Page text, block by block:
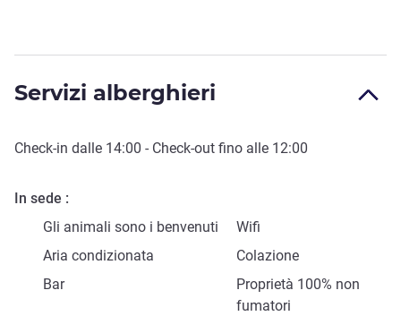
Servizi alberghieri
Check-in dalle 14:00 - Check-out fino alle 12:00
In sede
Gli animali sono i benvenuti
Wifi
Aria condizionata
Colazione
Bar
Proprietà 100% non
fumatori